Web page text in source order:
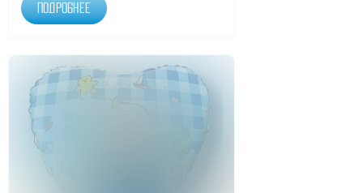
Подробнее